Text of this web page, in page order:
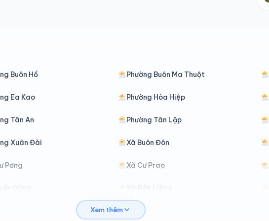
Buôn Hồ Phường Buôn Ma Thuột
Ea Kao Phường Hòa Hiệp
Tân An Phường Tân Lập
Xuân Đài Xã Buôn Đôn
Pơng Xã Cư Prao
Đăng Xã Đắk Liêng
Xã Đồng Xuân
Xem thêm